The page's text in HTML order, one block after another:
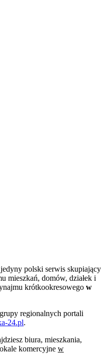
jedyny polski serwis skupiający
mieszkań, domów, działek i
krótkookresowego w
regionalnych portali
24.pl.
biura, mieszkania,
komercyjne w